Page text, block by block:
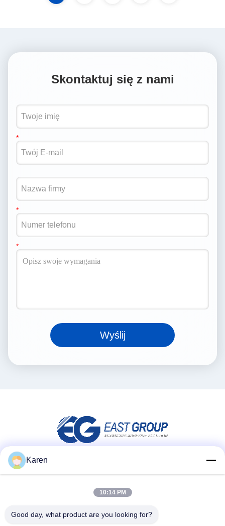
Skontaktuj się z nami
Wyślij
Szybki kontakt
Karen
10:14 PM
Good day, what product are you looking for?